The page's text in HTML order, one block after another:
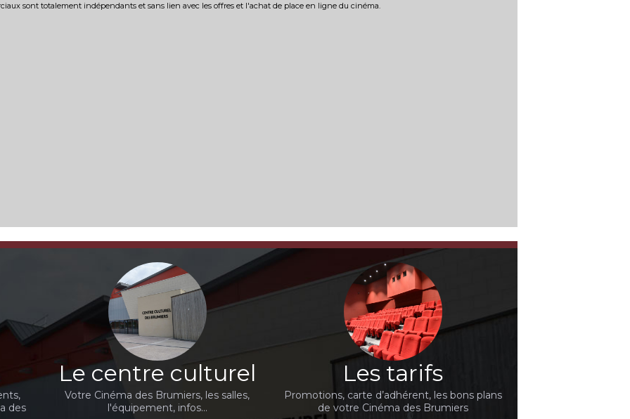
sont totalement indépendants et sans lien avec les offres et l'achat de place en ligne du cinéma.
des
Le centre culturel
Votre Cinéma des Brumiers, les salles,
l'équipement, infos...
Les tarifs
Promotions, carte d’adhérent, les bons plans
de votre Cinéma des Brumiers